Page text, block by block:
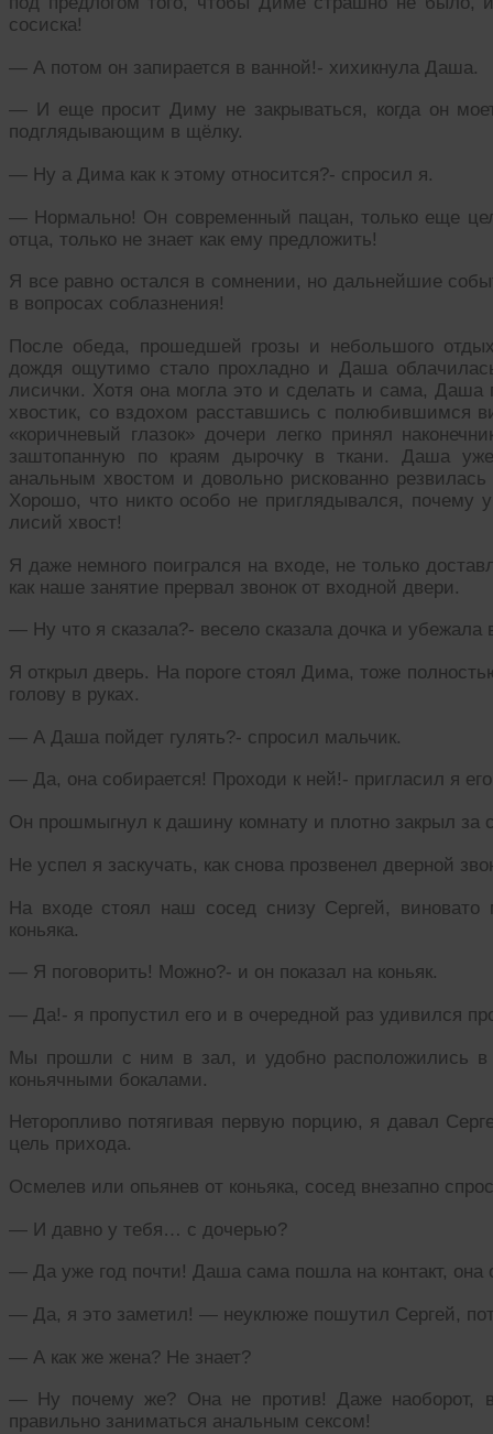
сосиска!
— А потом он запирается в ванной!- хихикнула Даша.
— И еще просит Диму не закрываться, когда он
подглядывающим в щёлку.
— Ну а Дима как к этому относится?- спросил я.
— Нормально! Он современный пацан, только еще
отца, только не знает как ему предложить!
Я все равно остался в сомнении, но дальнейшие
в вопросах соблазнения!
После обеда, прошедшей грозы и небольшого
дождя ощутимо стало прохладно и Даша
лисички. Хотя она могла это и сделать и сама,
хвостик, со вздохом расставшись с полюбившимся
«коричневый глазок» дочери легко принял
заштопанную по краям дырочку в ткани. Даша
анальным хвостом и довольно рискованно
Хорошо, что никто особо не приглядывался, почему
лисий хвост!
Я даже немного поигрался на входе, не только
как наше занятие прервал звонок от входной двери.
— Ну что я сказала?- весело сказала дочка и убежала
Я открыл дверь. На пороге стоял Дима, тоже
голову в руках.
— А Даша пойдет гулять?- спросил мальчик.
— Да, она собирается! Проходи к ней!- пригласил я
Он прошмыгнул к дашину комнату и плотно закрыл за
Не успел я заскучать, как снова прозвенел дверной
На входе стоял наш сосед снизу Сергей,
коньяка.
— Я поговорить! Можно?- и он показал на коньяк.
— Да!- я пропустил его и в очередной раз удивился
Мы прошли с ним в зал, и удобно расположились в
коньячными бокалами.
Неторопливо потягивая первую порцию, я давал
цель прихода.
Осмелев или опьянев от коньяка, сосед внезапно
— И давно у тебя… с дочерью?
— Да уже год почти! Даша сама пошла на контакт, она
— Да, я это заметил! — неуклюже пошутил Сергей,
— А как же жена? Не знает?
— Ну почему же? Она не против! Даже наоборот,
правильно заниматься анальным сексом!